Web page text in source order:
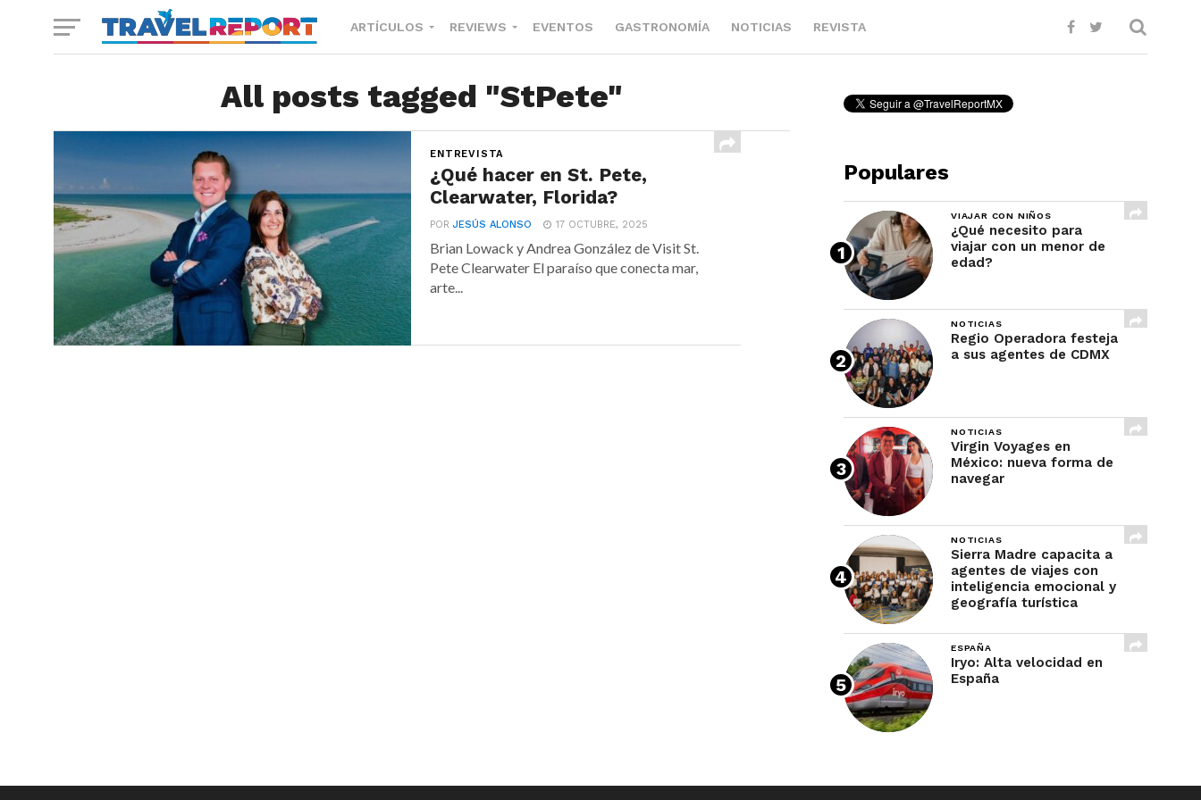
ARTÍCULOS REVIEWS EVENTOS GASTRONOMÍA NOTICIAS REVISTA
All posts tagged "StPete"
ENTREVISTA
¿Qué hacer en St. Pete,
Clearwater, Florida?
PORJESÚS ALONSO 17 OCTUBRE, 2025
Brian Lowack y Andrea González de Visit St.
Pete Clearwater El paraíso que conecta mar,
arte...
Populares
VIAJAR CON NIÑOS
¿Qué necesito para
viajar con un menor de
edad?
NOTICIAS
Regio Operadora festeja
a sus agentes de CDMX
NOTICIAS
Virgin Voyages en
México: nueva forma de
navegar
NOTICIAS
Sierra Madre capacita a
agentes de viajes con
inteligencia emocional y
geografía turística
ESPAÑA
Iryo: Alta velocidad en
España